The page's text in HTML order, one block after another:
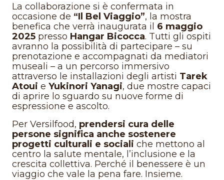
La collaborazione si è confermata in
occasione de “Il Bel Viaggio”, la mostra
benefica che verrà inaugurata il 6 maggio
2025 presso Hangar Bicocca. Tutti gli ospiti
avranno la possibilità di partecipare – su
prenotazione e accompagnati da mediatori
museali – a un percorso immersivo
attraverso le installazioni degli artisti Tarek
Atoui e Yukinori Yanagi, due mostre capaci
di aprire lo sguardo su nuove forme di
espressione e ascolto.
Per Versilfood, prendersi cura delle
persone significa anche sostenere
progetti culturali e sociali che mettono al
centro la salute mentale, l’inclusione e la
crescita collettiva. Perché il benessere è un
viaggio che vale la pena fare. Insieme.